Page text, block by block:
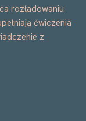
rozładowaniu
ćwiczenia
z